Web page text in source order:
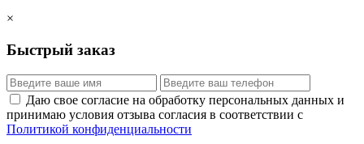
×
Быстрый заказ
Даю свое согласие на обработку персональных данных и
принимаю условия отзыва согласия в соответствии с
Политикой конфиденциальности